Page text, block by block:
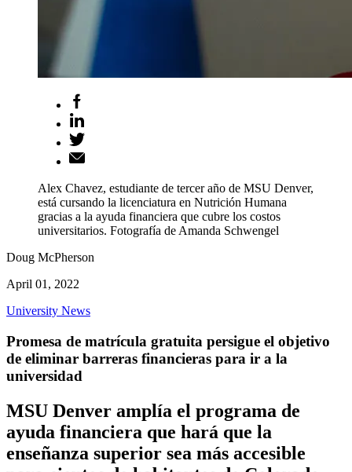
Alex Chavez, estudiante de tercer año de MSU Denver,
está cursando la licenciatura en Nutrición Humana
gracias a la ayuda financiera que cubre los costos
universitarios. Fotografía de Amanda Schwengel
Doug McPherson
April 01, 2022
University News
Promesa de matrícula gratuita persigue el objetivo
de eliminar barreras financieras para ir a la
universidad
MSU Denver amplía el programa de
ayuda financiera que hará que la
enseñanza superior sea más accesible